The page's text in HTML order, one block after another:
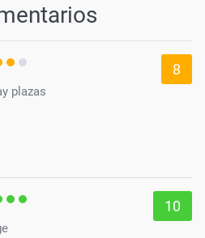
8
plazas
10